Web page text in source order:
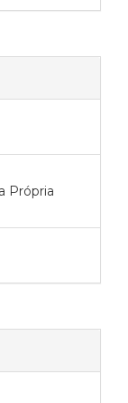
Própria